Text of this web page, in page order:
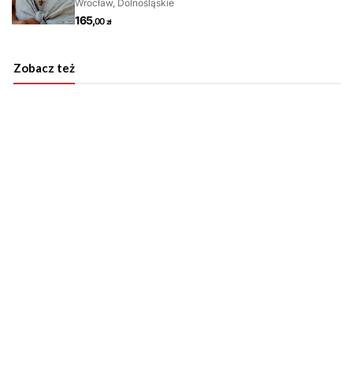
Zobacz też